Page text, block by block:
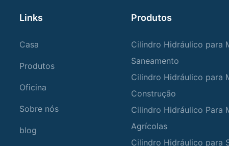
Links
Casa
Produtos
Oficina
Sobre nós
blog
Produtos
Cilindro Hidráulico para
Saneamento
Cilindro Hidráulico para
Construção
Cilindro Hidráulico Para
Agrícolas
Cilindro Hidráulico para